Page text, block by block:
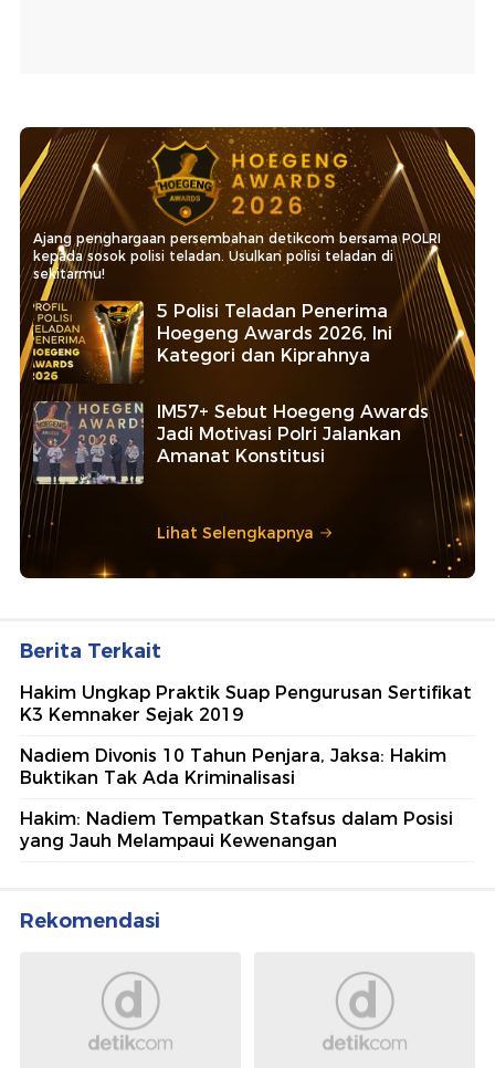
Ajang penghargaan persembahan detikcom bersama POLRI
kepada sosok polisi teladan. Usulkan polisi teladan di
sekitarmu!
5 Polisi Teladan Penerima
Hoegeng Awards 2026, Ini
Kategori dan Kiprahnya
IM57+ Sebut Hoegeng Awards
Jadi Motivasi Polri Jalankan
Amanat Konstitusi
Lihat Selengkapnya
Berita Terkait
Hakim Ungkap Praktik Suap Pengurusan Sertifikat
K3 Kemnaker Sejak 2019
Nadiem Divonis 10 Tahun Penjara, Jaksa: Hakim
Buktikan Tak Ada Kriminalisasi
Hakim: Nadiem Tempatkan Stafsus dalam Posisi
yang Jauh Melampaui Kewenangan
Rekomendasi